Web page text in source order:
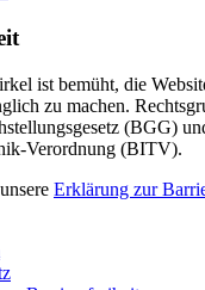
ist bemüht, die
zu machen.
(BGG)
Verordnung (BITV).
Erklärung zur